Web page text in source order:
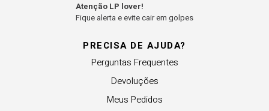
PRECISA DE AJUDA?
Perguntas Frequentes
Devoluções
Meus Pedidos
Atenção LP lover!
Fique alerta e evite cair em golpes